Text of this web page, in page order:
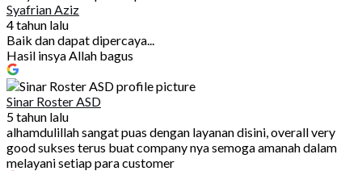
Syafrian Aziz
4 tahun lalu
Baik dan dapat dipercaya...
Hasil insya Allah bagus
Sinar Roster ASD
5 tahun lalu
alhamdulillah sangat puas dengan layanan disini, overall very
good sukses terus buat company nya semoga amanah dalam
melayani setiap para customer